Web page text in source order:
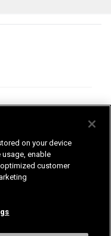
Nederland
on your device
usage, enable
customer